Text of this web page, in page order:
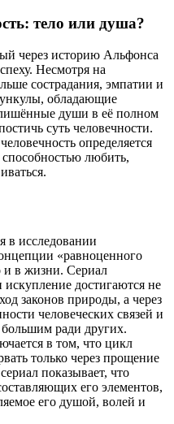
тело или душа?
через историю Альфонса
Несмотря на
сострадания, эмпатии и
обладающие
души в её полном
суть человечности.
определяется
любить,
в исследовании
«равноценного
и в жизни. Сериал
достигаются не
законов природы, а через
человеческих связей и
большим ради других.
в том, что цикл
только через прощение
показывает, что
его элементов,
его душой, волей и